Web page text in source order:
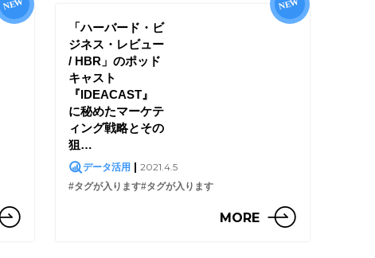
「ハーバード・ビ
ジネス・レビュー
/ HBR」のポッド
キャスト
『IDEACAST』
に秘めたマーケテ
ィング戦略とその
狙…
データ活用 |2021.4.5
#タグが入ります#タグが入ります
MORE